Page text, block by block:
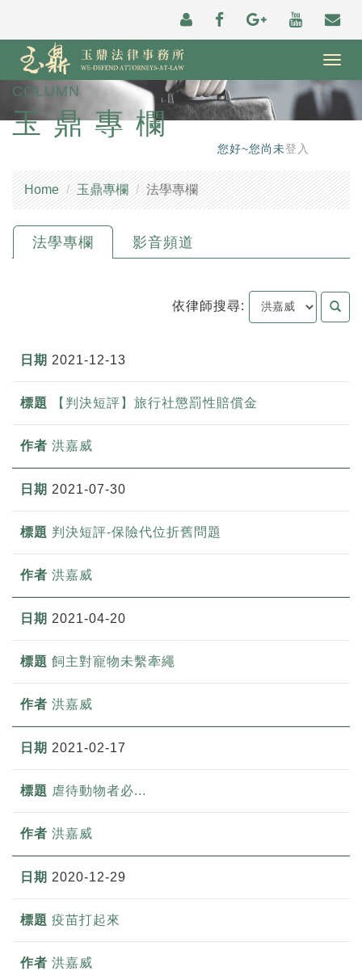
COLUMN
玉鼎專欄
您好~您尚未登入
Home 玉鼎專欄 法學專欄
法學專欄 影音頻道
依律師搜尋:
2021-12-13
【判決短評】旅行社懲罰性賠償金
洪嘉威
2021-07-30
判決短評-保險代位折舊問題
洪嘉威
2021-04-20
飼主對寵物未繫牽繩
洪嘉威
2021-02-17
虐待動物者必...
洪嘉威
2020-12-29
疫苗打起來
洪嘉威